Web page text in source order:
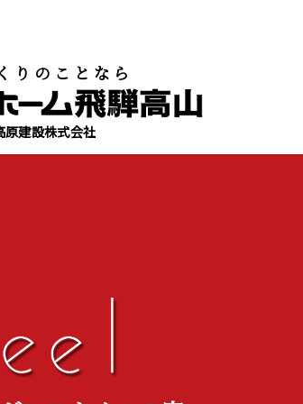
りのことなら
原建設株式会社